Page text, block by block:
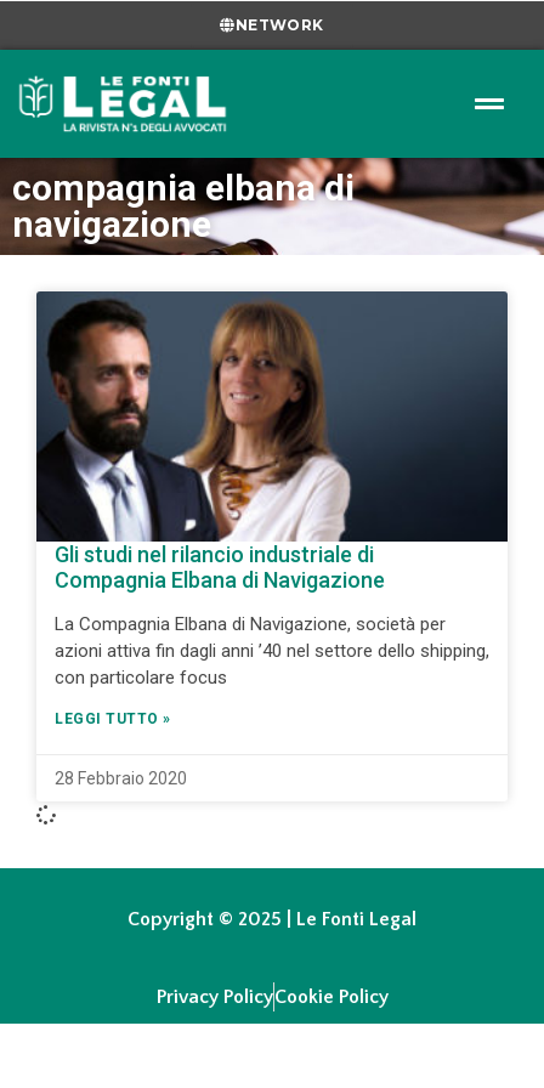
NETWORK
compagnia elbana di
navigazione
Gli studi nel rilancio industriale di
Compagnia Elbana di Navigazione
La Compagnia Elbana di Navigazione, società per
azioni attiva fin dagli anni ’40 nel settore dello shipping,
con particolare focus
LEGGI TUTTO »
28 Febbraio 2020
Copyright © 2025 | Le Fonti Legal
Privacy PolicyCookie Policy